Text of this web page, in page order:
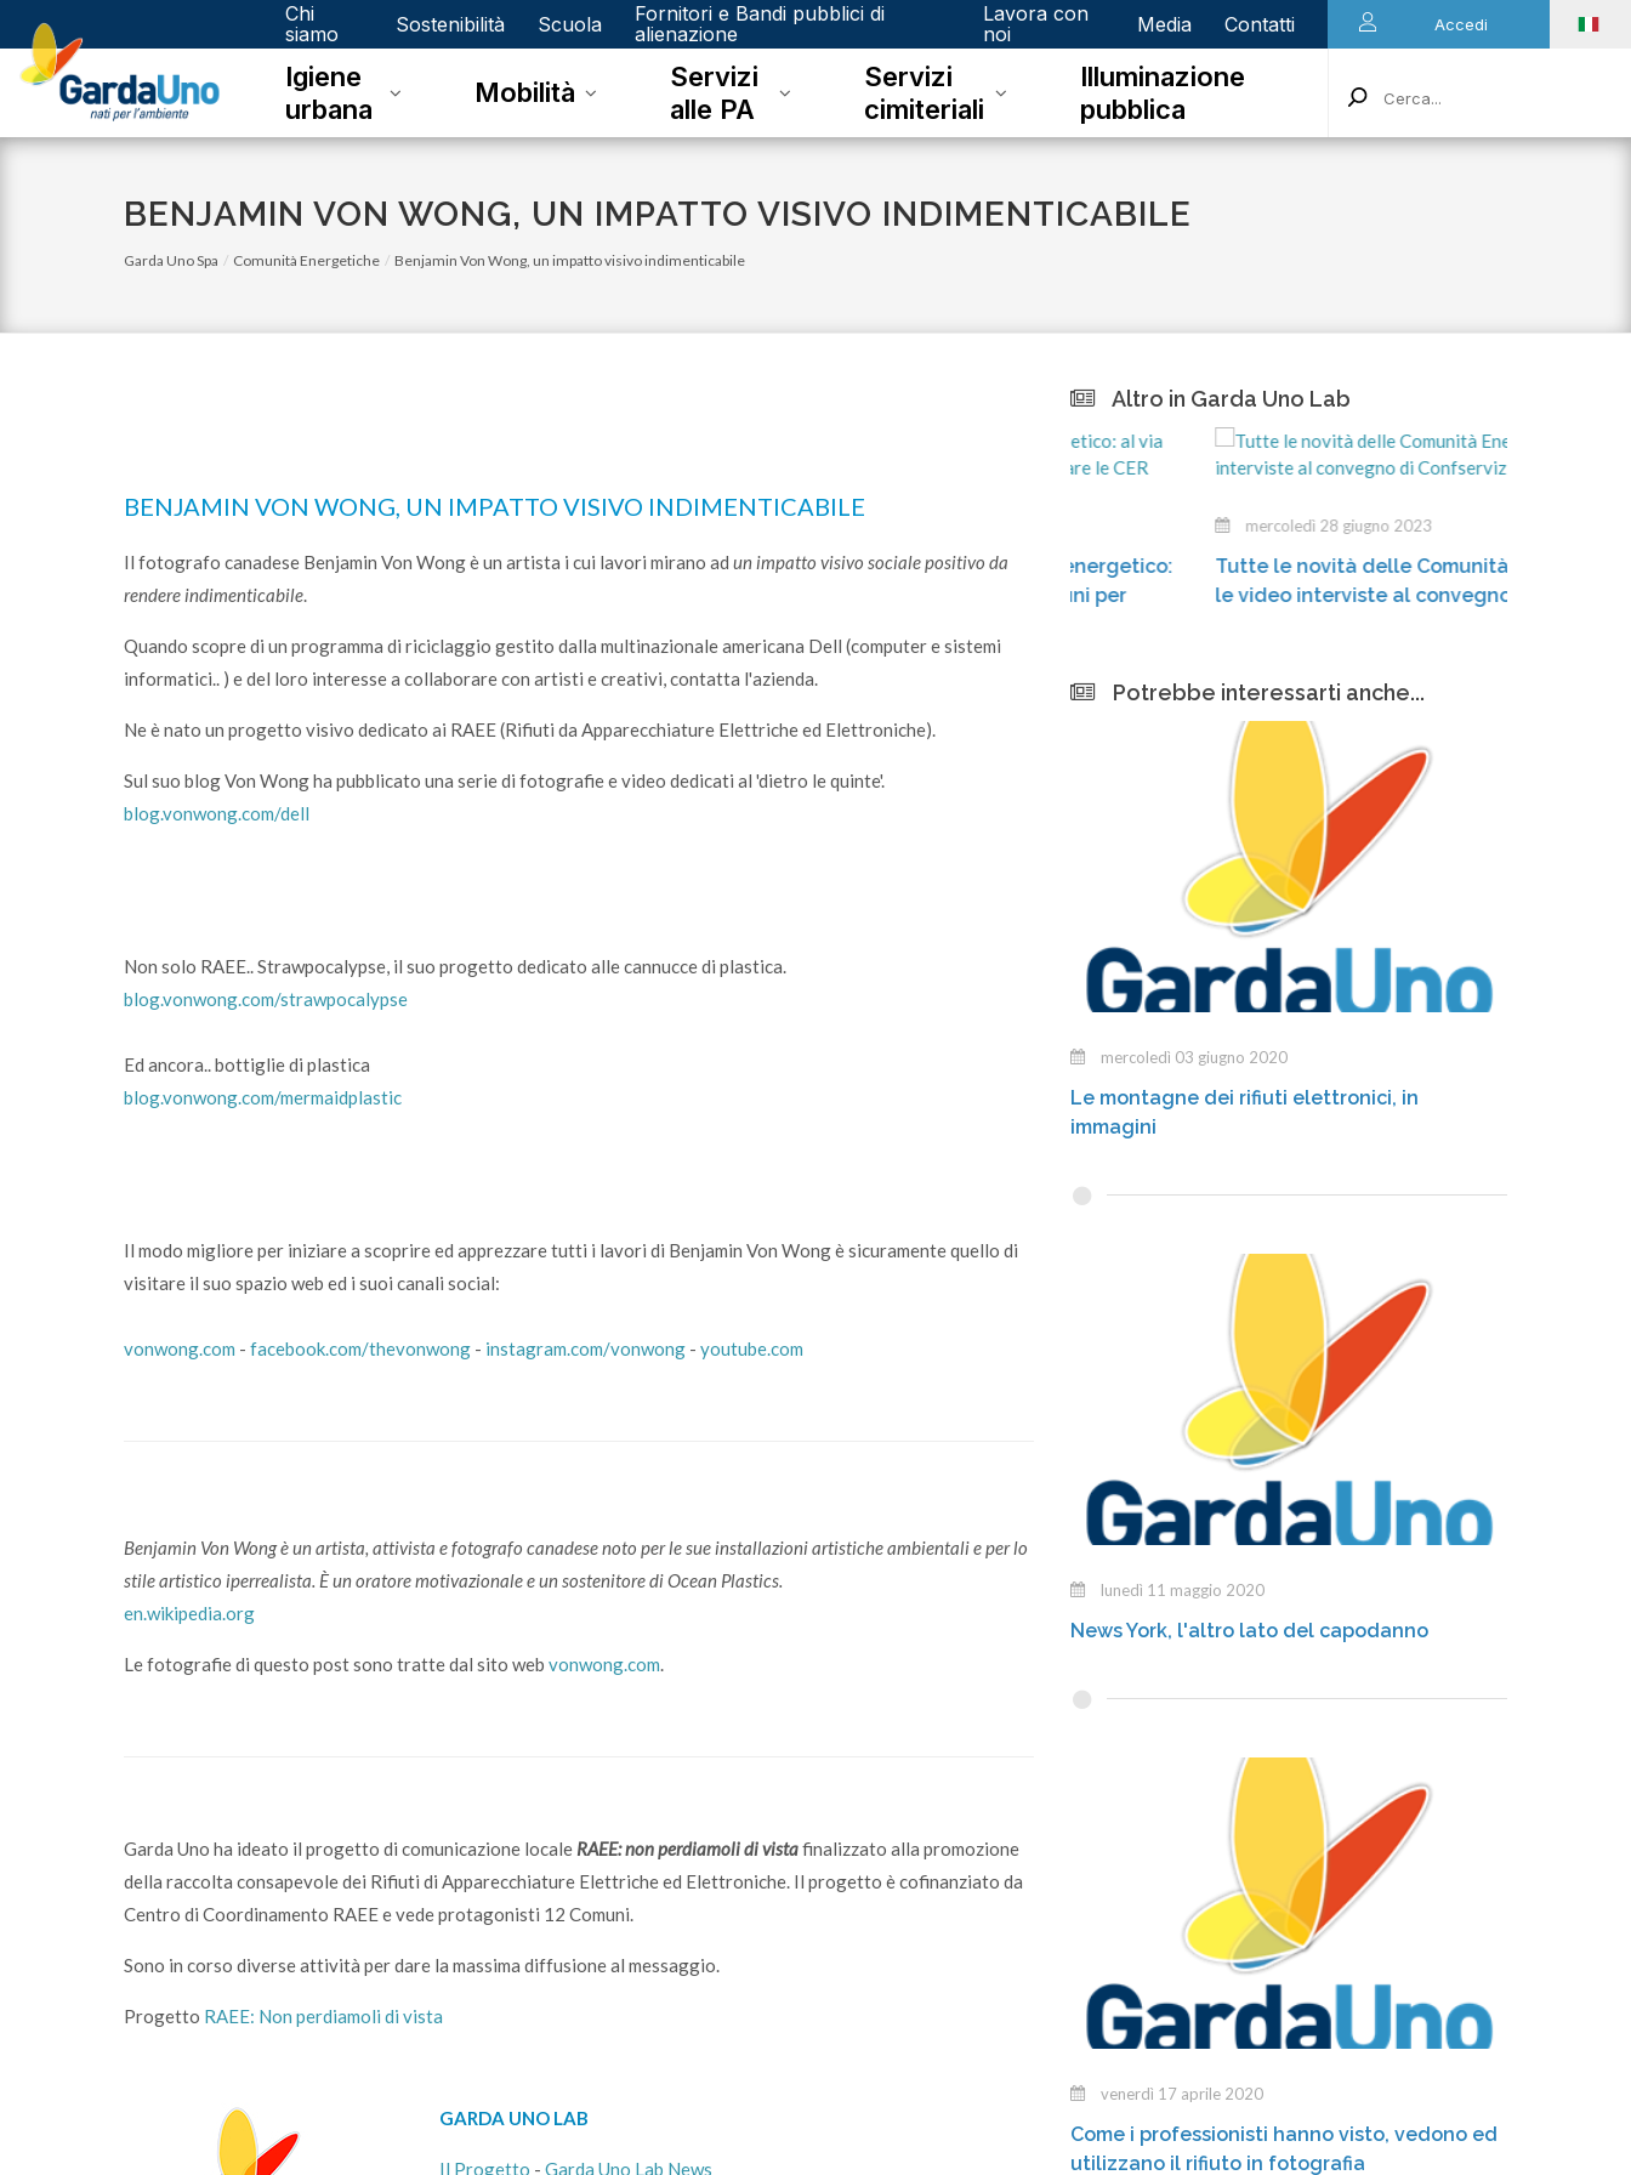
Gardauno
Spa
Chi
siamo
Sostenibilità Scuola
Fornitori e Bandi pubblici di
alienazione
Lavora con
noi
Media Contatti Accedi
Igiene
urbana
Mobilità
Servizi
alle PA
Servizi
cimiteriali
Illuminazione
pubblica
BENJAMIN VON WONG, UN IMPATTO VISIVO INDIMENTICABILE
Garda Uno Spa Comunità Energetiche Benjamin Von Wong, un impatto visivo indimenticabile
BENJAMIN VON WONG, UN IMPATTO VISIVO INDIMENTICABILE
Il fotografo canadese Benjamin Von Wong è un artista i cui lavori mirano ad un impatto visivo sociale positivo da
rendere indimenticabile.
Quando scopre di un programma di riciclaggio gestito dalla multinazionale americana Dell (computer e sistemi
informatici.. ) e del loro interesse a collaborare con artisti e creativi, contatta l'azienda.
Ne è nato un progetto visivo dedicato ai RAEE (Rifiuti da Apparecchiature Elettriche ed Elettroniche).
Sul suo blog Von Wong ha pubblicato una serie di fotografie e video dedicati al 'dietro le quinte'.
blog.vonwong.com/dell
Non solo RAEE.. Strawpocalypse, il suo progetto dedicato alle cannucce di plastica.
blog.vonwong.com/strawpocalypse
Ed ancora.. bottiglie di plastica
blog.vonwong.com/mermaidplastic
Il modo migliore per iniziare a scoprire ed apprezzare tutti i lavori di Benjamin Von Wong è sicuramente quello di
visitare il suo spazio web ed i suoi canali social:
vonwong.com - facebook.com/thevonwong - instagram.com/vonwong - youtube.com
Benjamin Von Wong è un artista, attivista e fotografo canadese noto per le sue installazioni artistiche ambientali e per lo
stile artistico iperrealista. È un oratore motivazionale e un sostenitore di Ocean Plastics.
en.wikipedia.org
Le fotografie di questo post sono tratte dal sito web vonwong.com.
Garda Uno ha ideato il progetto di comunicazione locale RAEE: non perdiamoli di vistafinalizzato alla promozione
della raccolta consapevole dei Rifiuti di Apparecchiature Elettriche ed Elettroniche. Il progetto è cofinanziato da
Centro di Coordinamento RAEE e vede protagonisti 12 Comuni.
Sono in corso diverse attività per dare la massima diffusione al messaggio.
Progetto RAEE: Non perdiamoli di vista
GARDA UNO LAB
Il Progetto - Garda Uno Lab News
Altro in Garda Uno Lab
Video: Garda Uno presenta le Comunita’
Energetiche
Garda Uno guida il cambiamento energetico:
mercoledì 28 giugno 2023
Tutte le novità delle Comunità Energetiche:
le video interviste al convegno di Confservizi
Potrebbe interessarti anche...
mercoledì 03 giugno 2020
Le montagne dei rifiuti elettronici, in
immagini
lunedì 11 maggio 2020
News York, l'altro lato del capodanno
venerdì 17 aprile 2020
Come i professionisti hanno visto, vedono ed
utilizzano il rifiuto in fotografia